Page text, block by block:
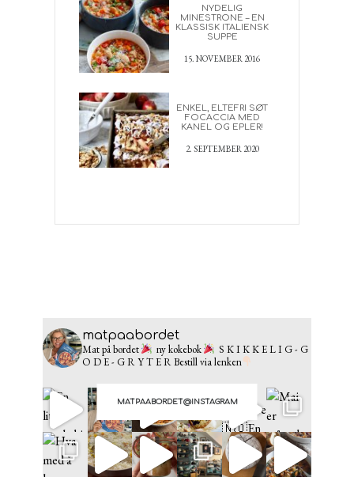
NYDELIG
MINESTRONE – EN
KLASSISK ITALIENSK
SUPPE
15. NOVEMBER 2016
ENKEL, ELTEFRI SØT
FOCACCIA MED
KANEL OG EPLER!
2. SEPTEMBER 2020
MATPAABORDET@INSTAGRAM
matpaabordet
Mat på bordet ny kokebok
S K I K K E L I G - G
O D E - G R Y T E RBestill via lenken